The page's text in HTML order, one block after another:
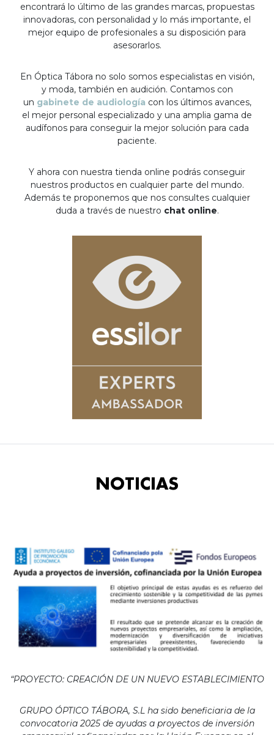
encontrará lo último de las grandes marcas, propuestas
innovadoras, con personalidad y lo más importante, el
mejor equipo de profesionales a su disposición para
asesorarlos.
En Óptica Tábora no solo somos especialistas en visión,
y moda, también en audición. Contamos con
un gabinete de audiología con los últimos avances,
el mejor personal especializado y una amplia gama de
audífonos para conseguir la mejor solución para cada
paciente.
Y ahora con nuestra tienda online podrás conseguir
nuestros productos en cualquier parte del mundo.
Además te proponemos que nos consultes cualquier
duda a través de nuestro chat online.
NOTICIAS
“PROYECTO: CREACIÓN DE UN NUEVO ESTABLECIMIENTO
GRUPO ÓPTICO TÁBORA, S.L ha sido beneficiaria de la
convocatoria 2025 de ayudas a proyectos de inversión